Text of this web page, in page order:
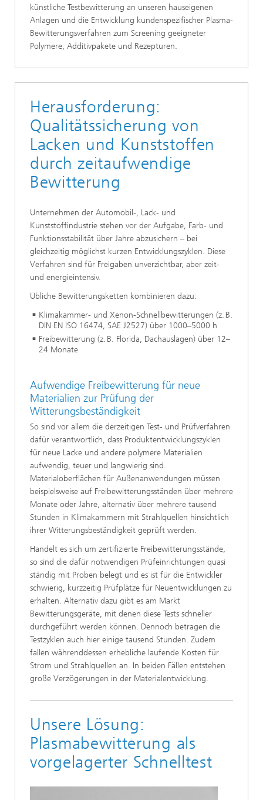
künstliche Testbewitterung an unseren hauseigenen
Anlagen und die Entwicklung kundenspezifischer Plasma-
Bewitterungsverfahren zum Screening geeigneter
Polymere, Additivpakete und Rezepturen.
Herausforderung:
Qualitätssicherung von
Lacken und Kunststoffen
durch zeitaufwendige
Bewitterung
Unternehmen der Automobil‑, Lack‑ und
Kunststoffindustrie stehen vor der Aufgabe, Farb- und
Funktionsstabilität über Jahre abzusichern – bei
gleichzeitig möglichst kurzen Entwicklungszyklen. Diese
Verfahren sind für Freigaben unverzichtbar, aber zeit‑
und energieintensiv.
Übliche Bewitterungsketten kombinieren dazu:
Klimakammer- und Xenon-Schnellbewitterungen (z. B.
DIN EN ISO 16474, SAE J2527) über 1000–5000 h
Freibewitterung (z. B. Florida, Dachauslagen) über 12–
24 Monate
Aufwendige Freibewitterung für neue
Materialien zur Prüfung der
Witterungsbeständigkeit
So sind vor allem die derzeitigen Test- und Prüfverfahren
dafür verantwortlich, dass Produktentwicklungszyklen
für neue Lacke und andere polymere Materialien
aufwendig, teuer und langwierig sind.
Materialoberflächen für Außenanwendungen müssen
beispielsweise auf Freibewitterungsständen über mehrere
Monate oder Jahre, alternativ über mehrere tausend
Stunden in Klimakammern mit Strahlquellen hinsichtlich
ihrer Witterungsbeständigkeit geprüft werden.
Handelt es sich um zertifizierte Freibewitterungsstände,
so sind die dafür notwendigen Prüfeinrichtungen quasi
ständig mit Proben belegt und es ist für die Entwickler
schwierig, kurzzeitig Prüfplätze für Neuentwicklungen zu
erhalten. Alternativ dazu gibt es am Markt
Bewitterungsgeräte, mit denen diese Tests schneller
durchgeführt werden können. Dennoch betragen die
Testzyklen auch hier einige tausend Stunden. Zudem
fallen währenddessen erhebliche laufende Kosten für
Strom und Strahlquellen an. In beiden Fällen entstehen
große Verzögerungen in der Materialentwicklung.
Unsere Lösung:
Plasmabewitterung als
vorgelagerter Schnelltest